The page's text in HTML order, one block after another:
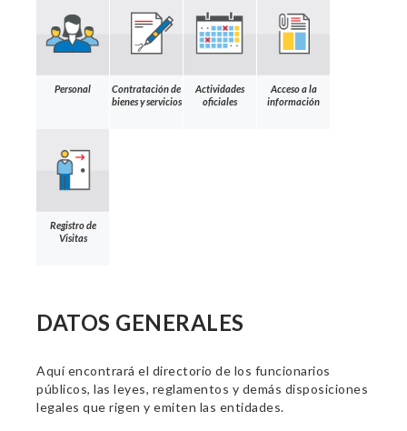
Personal
Contratación de
bienes y servicios
Actividades
oficiales
Acceso a la
información
Registro de
Visitas
DATOS GENERALES
Aquí encontrará el directorio de los funcionarios
públicos, las leyes, reglamentos y demás disposiciones
legales que rigen y emiten las entidades.